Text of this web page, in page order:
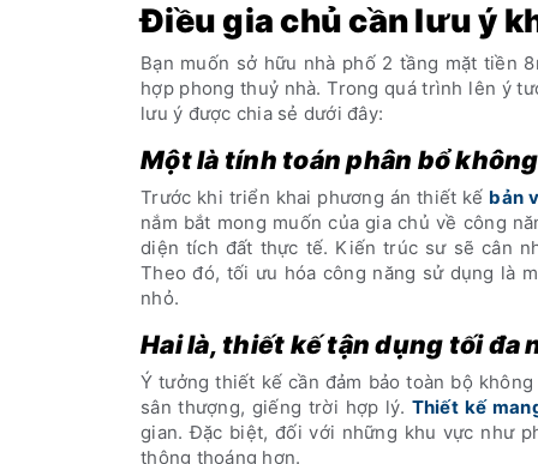
Điều gia chủ cần lưu ý
Bạn muốn sở hữu nhà phố 2 tầng mặt tiền
hợp phong thuỷ nhà. Trong quá trình lên ý
lưu ý được chia sẻ dưới đây:
Một là tính toán phân bổ
Trước khi triển khai phương án thiết kế bản
nắm bắt mong muốn của gia chủ về công
diện tích đất thực tế. Kiến trúc sư sẽ cân
Theo đó, tối ưu hóa công năng sử dụng là
nhỏ.
Hai là, thiết kế tận dụng tối đa
Ý tưởng thiết kế cần đảm bảo toàn bộ
sân thượng, giếng trời hợp lý. Thiết kế
gian. Đặc biệt, đối với những khu vực như
thông thoáng hơn.